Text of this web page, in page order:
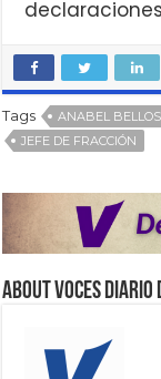
Tags ANABEL
JEFE DE FRACCIÓN
About VOCES